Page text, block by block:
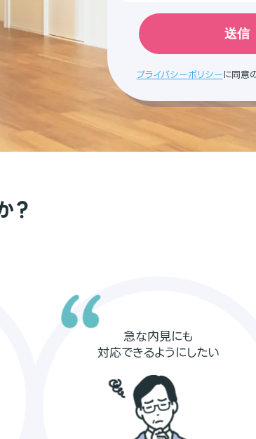
プライバシーポリシーに同意
？
急な内見にも
対応できるようにしたい